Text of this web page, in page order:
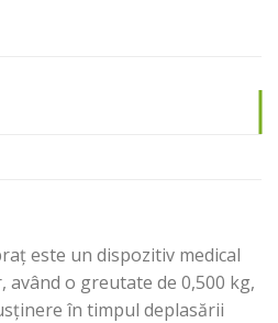
este un dispozitiv medical
o greutate de 0,500 kg,
în timpul deplasării